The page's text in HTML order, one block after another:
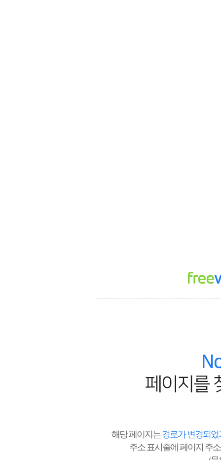
해당 페이지는경로가 변경되었
주소 표시줄에 페이지 주